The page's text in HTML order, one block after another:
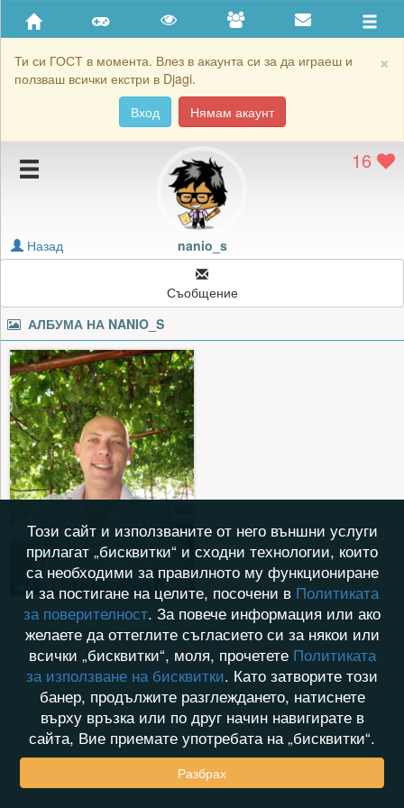
×
Ти си ГОСТ в момента. Влез в акаунта си за да играеш и
ползваш всички екстри в Djagi.
Вход
Нямам акаунт
Приятели
Хронология на игри
Подаръците на nanio_s
Блокирай nanio_s
16
nanio_s
Назад
Съобщение
АЛБУМА НА NANIO_S
0 0 16.11.2025
Този сайт и използваните от него външни услуги
прилагат „бисквитки“ и сходни технологии, които
са необходими за правилното му функциониране
и за постигане на целите, посочени в Политиката
за поверителност. За повече информация или ако
желаете да оттеглите съгласието си за някои или
всички „бисквитки“, моля, прочетете Политиката
за използване на бисквитки. Като затворите този
банер, продължите разглеждането, натиснете
върху връзка или по друг начин навигирате в
сайта, Вие приемате употребата на „бисквитки“.
Разбрах